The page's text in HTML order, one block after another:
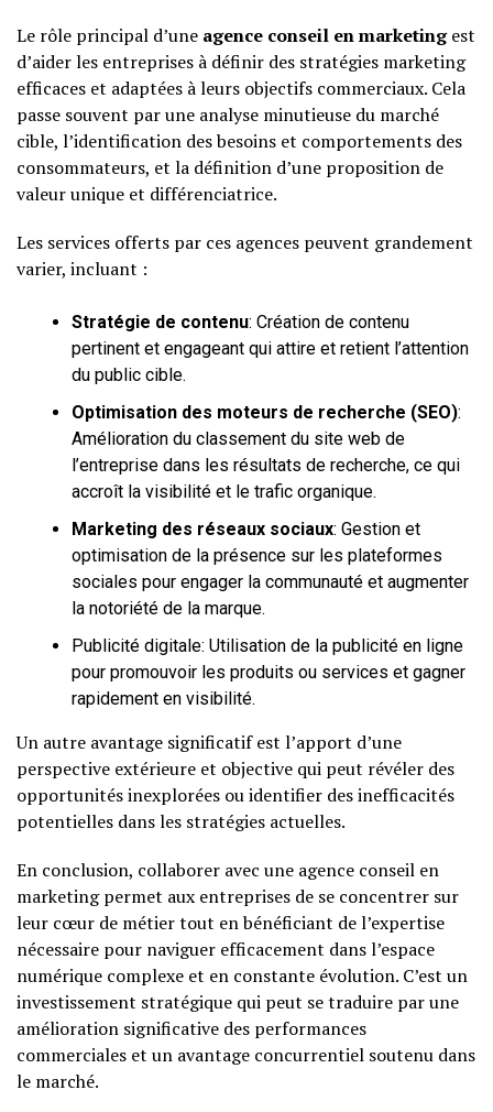
Le rôle principal d’une agence conseil en marketingest
d’aider les entreprises à définir des stratégies marketing
efficaces et adaptées à leurs objectifs commerciaux. Cela
passe souvent par une analyse minutieuse du marché
cible, l’identification des besoins et comportements des
consommateurs, et la définition d’une proposition de
valeur unique et différenciatrice.
Les services offerts par ces agences peuvent grandement
varier, incluant :
Stratégie de contenu: Création de contenu
pertinent et engageant qui attire et retient l’attention
du public cible.
Optimisation des moteurs de recherche (SEO):
Amélioration du classement du site web de
l’entreprise dans les résultats de recherche, ce qui
accroît la visibilité et le trafic organique.
Marketing des réseaux sociaux: Gestion et
optimisation de la présence sur les plateformes
sociales pour engager la communauté et augmenter
la notoriété de la marque.
Publicité digitale: Utilisation de la publicité en ligne
pour promouvoir les produits ou services et gagner
rapidement en visibilité.
Un autre avantage significatif est l’apport d’une
perspective extérieure et objective qui peut révéler des
opportunités inexplorées ou identifier des inefficacités
potentielles dans les stratégies actuelles.
En conclusion, collaborer avec une agence conseil en
marketing permet aux entreprises de se concentrer sur
leur cœur de métier tout en bénéficiant de l’expertise
nécessaire pour naviguer efficacement dans l’espace
numérique complexe et en constante évolution. C’est un
investissement stratégique qui peut se traduire par une
amélioration significative des performances
commerciales et un avantage concurrentiel soutenu dans
le marché.